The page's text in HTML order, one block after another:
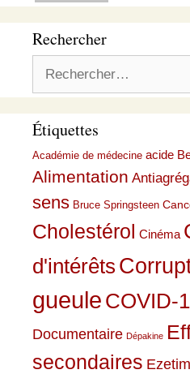
Rechercher
Étiquettes
Académie de médecine acide
Alimentation
sens Bruce Springsteen
Cholestérol Cinéma
d'intérêts
gueule COVID-
Documentaire Dépakine
secondaires